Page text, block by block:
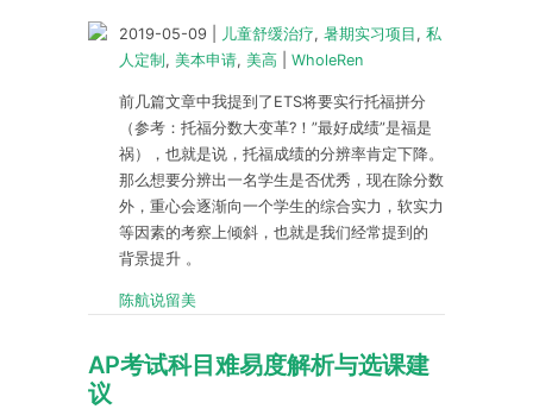
2019-05-09 儿童舒缓治疗, 暑期实习项目 , 私
人定制 , 美本申请, 美高 WholeRen
前几篇文章中我提到了ETS将要实行托福拼分
（参考：托福分数大变革?！”最好成绩”是福是
祸），也就是说，托福成绩的分辨率肯定下降。
那么想要分辨出一名学生是否优秀，现在除分数
外，重心会逐渐向一个学生的综合实力，软实力
等因素的考察上倾斜，也就是我们经常提到的
背景提升 。
陈航说留美
AP考试科目难易度解析与选课建
议